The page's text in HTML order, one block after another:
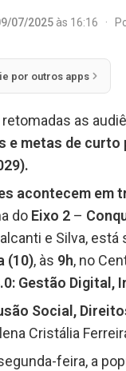
07/2025 às 16:16 ·
por outros apps
as
e metas de
acontecem em
do Eixo 2 –
e Silva,
(10), às 9h, no
Gestão Digital,
Social,
Cristália
feira, a